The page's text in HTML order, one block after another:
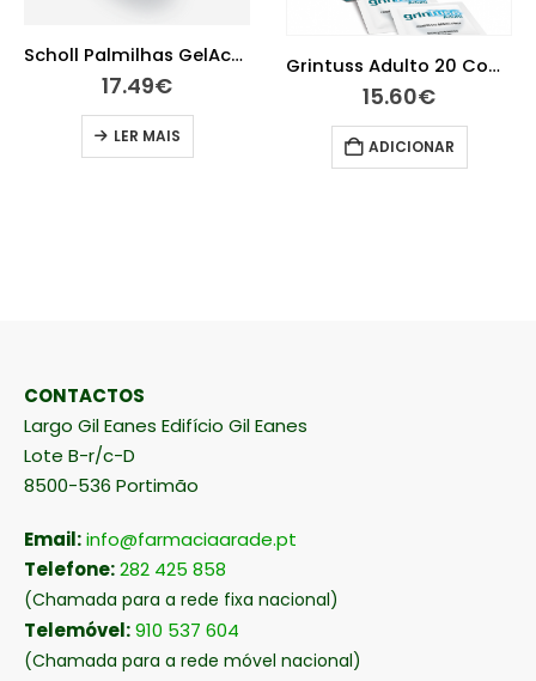
Scholl Palmilhas GelActiv para sapatos altos diários
17.49€
LER MAIS
Grintuss Adulto 20 Comprimidos para chupar
15.60€
ADICIONAR
CONTACTOS
Largo Gil Eanes Edifício Gil Eanes
Lote B-r/c-D
8500-536 Portimão
Email:info@farmaciaarade.pt
Telefone:282 425 858
(Chamada para a rede fixa nacional)
Telemóvel:910 537 604
(Chamada para a rede móvel nacional)